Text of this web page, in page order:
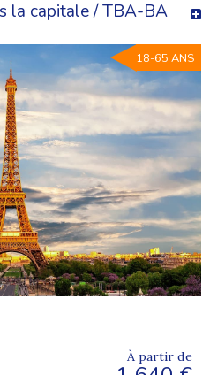
la capitale / TBA-BA
18-65 ANS
À partir de